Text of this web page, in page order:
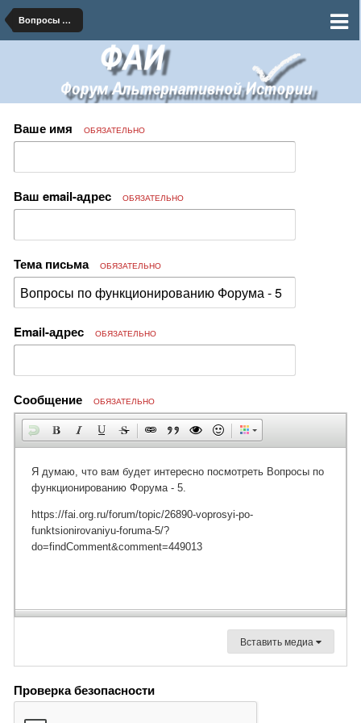
Вопросы по функционированию Форума
Ваше имя ОБЯЗАТЕЛЬНО
Ваш email-адрес ОБЯЗАТЕЛЬНО
Тема письма ОБЯЗАТЕЛЬНО
Email-адрес ОБЯЗАТЕЛЬНО
Сообщение ОБЯЗАТЕЛЬНО
Вставить медиа
Проверка безопасности